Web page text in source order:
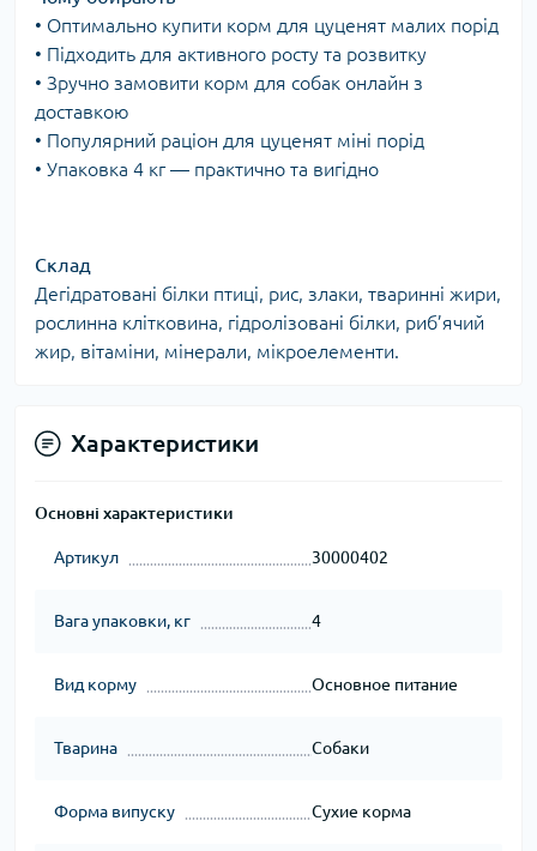
• Оптимально купити корм для цуценят малих порід
• Підходить для активного росту та розвитку
• Зручно замовити корм для собак онлайн з
доставкою
• Популярний раціон для цуценят міні порід
• Упаковка 4 кг — практично та вигідно
Склад
Дегідратовані білки птиці, рис, злаки, тваринні жири,
рослинна клітковина, гідролізовані білки, риб’ячий
жир, вітаміни, мінерали, мікроелементи.
Характеристики
Основні характеристики
Артикул 30000402
Вага упаковки, кг 4
Вид корму Основное питание
Тварина Собаки
Форма випуску Сухие корма